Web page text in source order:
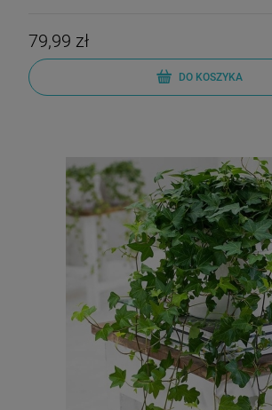
79,99 zł
DO KOSZYKA